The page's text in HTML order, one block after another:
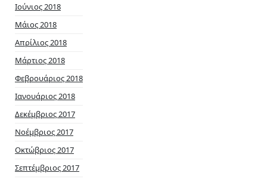
Ιούνιος 2018
Μάιος 2018
Απρίλιος 2018
Μάρτιος 2018
Φεβρουάριος 2018
Ιανουάριος 2018
Δεκέμβριος 2017
Νοέμβριος 2017
Οκτώβριος 2017
Σεπτέμβριος 2017